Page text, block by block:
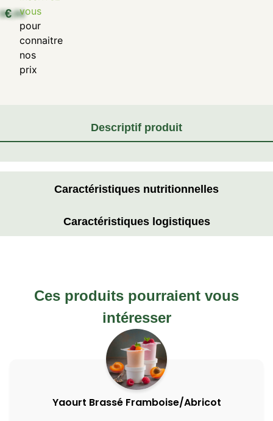
€
vous
pour
connaitre
nos
prix
Descriptif produit
Caractéristiques nutritionnelles
Caractéristiques logistiques
Ces produits pourraient vous
intéresser
Yaourt Brassé Framboise/Abricot